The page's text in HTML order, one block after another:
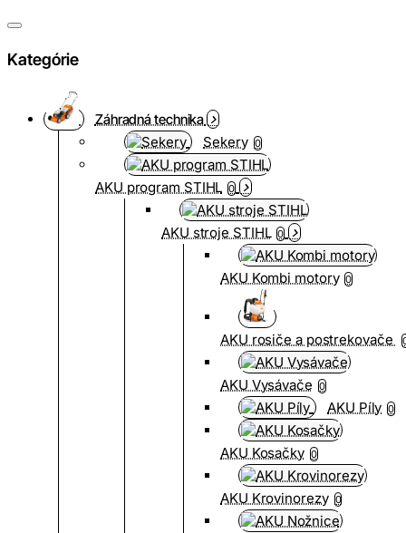
Kategórie
Záhradná technika
Sekery 0
AKU program STIHL 0
AKU stroje STIHL 0
AKU Kombi motory 0
AKU rosiče a postrekovače
AKU Vysávače 0
AKU Píly 0
AKU Kosačky 0
AKU Krovinorezy 0